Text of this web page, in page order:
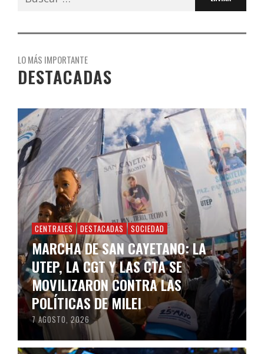
LO MÁS IMPORTANTE
DESTACADAS
CENTRALES DESTACADAS SOCIEDAD
MARCHA DE SAN CAYETANO: LA
UTEP, LA CGT Y LAS CTA SE
MOVILIZARON CONTRA LAS
POLÍTICAS DE MILEI
7 AGOSTO, 2026